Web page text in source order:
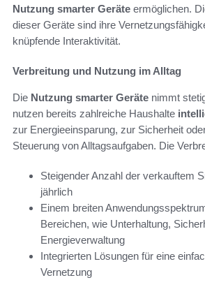
Nutzung smarter Geräte ermöglichen.
dieser Geräte sind ihre
knüpfende Interaktivität.
Verbreitung und Nutzung im Alltag
Die Nutzung smarter Geräte nimmt
nutzen bereits zahlreiche Haushalte
zur Energieeinsparung, zur Sicherheit
Steuerung von Alltagsaufgaben. Die
Steigender Anzahl der verkauftem
jährlich
Einem breiten
Bereichen, wie Unterhaltung,
Energieverwaltung
Integrierten Lösungen für eine
Vernetzung